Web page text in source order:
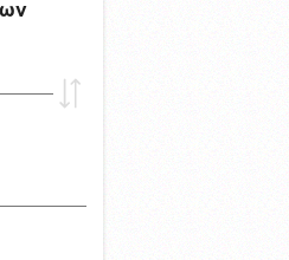
EXPLORA II στη Σύρο με
η αναβάθμιση του Αεροδρομίου